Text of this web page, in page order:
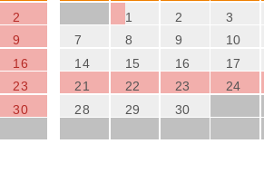
2
9
16
23
30
1 2 3
7
8 9 10
14
15 16 17
21
22 23 24
28
29 30